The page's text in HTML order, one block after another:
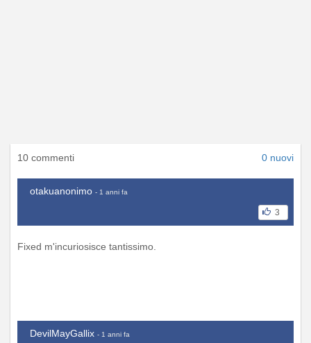
10 commenti 0 nuovi
otakuanonimo - 1 anni fa
3
Fixed m'incuriosisce tantissimo.
DevilMayGallix - 1 anni fa